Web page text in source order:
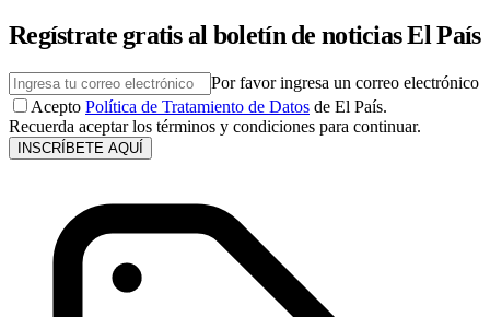
Regístrate gratis al boletín de noticias El País
Por favor ingresa un correo electrónico
Acepto Política de Tratamiento de Datos de El País.
Recuerda aceptar los términos y condiciones para continuar.
INSCRÍBETE AQUÍ